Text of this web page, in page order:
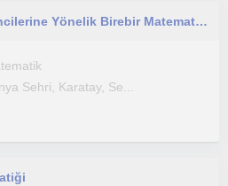
İlkokul ve Ortaokul Öğrencilerine Yönelik Birebir Matematik Özel Ders
Sehri, Karatay, Se...